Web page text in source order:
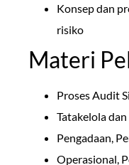
Konsep dan
risiko
Materi
Proses Audit
Tatakelola
Pengadaan,
Operasional,